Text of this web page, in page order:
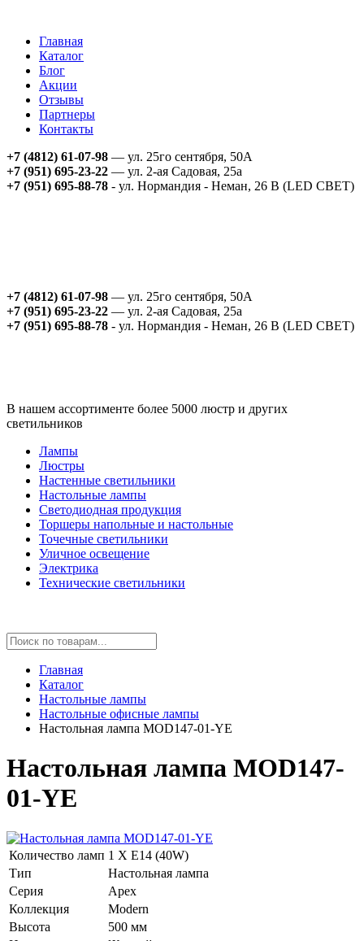
Главная
Каталог
Блог
Акции
Отзывы
Партнеры
Контакты
+7 (4812) 61-07-98 — ул. 25го сентября, 50А
+7 (951) 695-23-22 — ул. 2-ая Садовая, 25а
+7 (951) 695-88-78 - ул. Нормандия - Неман, 26 В (LED СВЕТ)
+7 (4812) 61-07-98 — ул. 25го сентября, 50А
+7 (951) 695-23-22 — ул. 2-ая Садовая, 25а
+7 (951) 695-88-78 - ул. Нормандия - Неман, 26 В (LED СВЕТ)
В нашем ассортименте более 5000 люстр и других
светильников
Лампы
Люстры
Настенные светильники
Настольные лампы
Светодиодная продукция
Торшеры напольные и настольные
Точечные светильники
Уличное освещение
Электрика
Технические светильники
Главная
Каталог
Настольные лампы
Настольные офисные лампы
Настольная лампа MOD147-01-YE
Настольная лампа MOD147-
01-YE
Количество ламп 1 Х E14 (40W)
Тип
Настольная лампа
Серия
Apex
Коллекция
Modern
Высота
500 мм